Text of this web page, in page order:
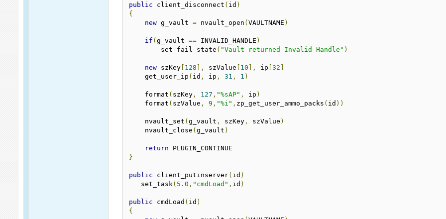
public client_disconnect ( id )
{
new g_vault = nvault_open (VAULTNAME )
if (g_vault == INVALID_HANDLE )
        set_fail_state
( "Vault returned Invalid Handle" )
new szKey [ 128 ], szValue [ 10 ], ip [32 ]
    get_user_ip
( id , ip , 31 , 1 )
    format
( szKey , 127 , "%sAP" , ip )
    format
( szValue , 9 , "%i" , zp_get_user_ammo_packs ( id ))
    nvault_set
(g_vault , szKey , szValue )
    nvault_close
(g_vault )
return
}
public client_putinserver( id )
   set_task
( 5.0 , "cmdLoad" , id )
public cmdLoad ( id )
{